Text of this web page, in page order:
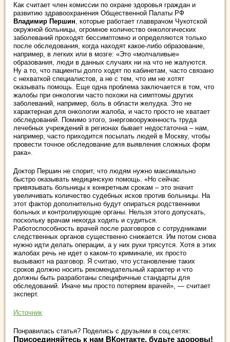
Как считает член комиссии по охране здоровья граждан и
развитию здравоохранения Общественной Палаты РФ
Владимир Першин , которые работает главврачом Чукотской
окружной больницы, огромное количество онкологических
заболеваний проходят бессимптомно и определяются только
после обследования, когда находят какое-либо образование,
например, в легких или в мозге: «Это «молчаливые»
образования, люди в данных случаях ни на что не жалуются.
Ну а то, что пациенты долго ходят по кабинетам, часто связано
с нехваткой специалистов, а не с тем, что им не хотят
оказывать помощь. Еще одна проблема заключается в том, что
жалобы при онкологии часто похожи на симптомы других
заболеваний, например, боль в области желудка. Это не
характерная для онкологии жалоба, и часто просто не хватает
обследований. Помимо этого, энерговооруженность труда
лечебных учреждений в регионах бывает недостаточна – нам,
например, часто приходится посылать людей в Москву, чтобы
провести точное обследование для выявления сложных форм
рака».
Доктор Першин не спорит, что людям нужно максимально
быстро оказывать медицинскую помощь. «Но сейчас
привязывать больницы к конкретным срокам – это значит
увеличивать количество судебных исков против больницы. На
этот фактор дополнительно будут опираться родственники
больных и контролирующие органы. Нельзя этого допускать,
поскольку врачам некогда ходить и судиться.
Работоспособность врачей после разговоров с сотрудниками
следственных органов существенно снижается. Им потом снова
нужно идти делать операции, а у них руки трясутся. Хотя в этих
жалобах речь не идет о каком-то криминале, их просто
вызывают на разговор. Я считаю, что установление таких
сроков должно носить рекомендательный характер и что
должны быть разработаны специфичные стандарты для
обследований. Иначе мы просто потеряем врачей», — считает
эксперт.
Источник
Понравилась статья? Поделись с друзьями в соц.сетях:
Присоединяйтесь к нам ВКонтакте, будьте здоровы!